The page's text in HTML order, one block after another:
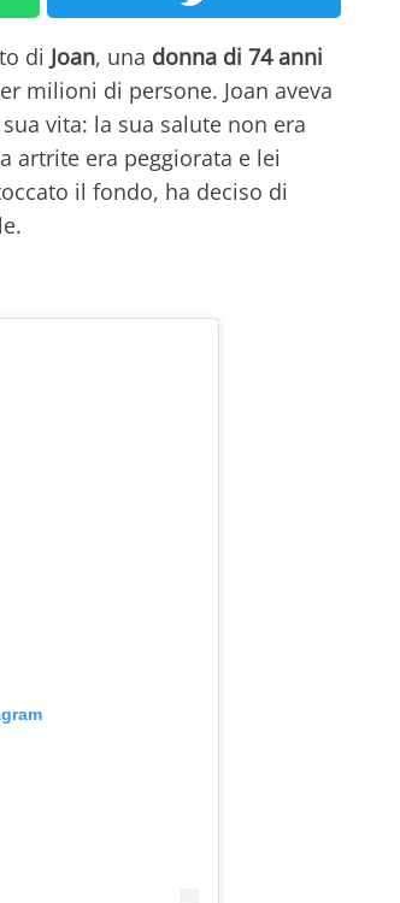
di Joan, una donna di 74 anni
milioni di persone. Joan aveva
vita: la sua salute non era
artrite era peggiorata e lei
il fondo, ha deciso di